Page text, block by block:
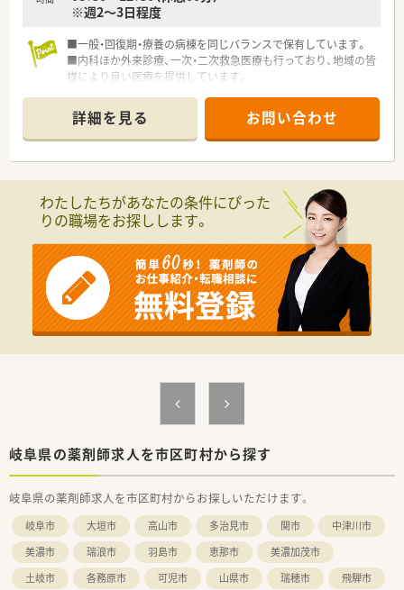
※週2～3日程度
■一般・回復期・療養の病棟を同じバランスで保有しています。
■内科ほか外来診療、一次・二次救急医療も行っており、地域の皆
様により良い医療を提供しています。
詳細を見る お問い合わせ
わたしたちがあなたの条件にぴった
りの職場をお探しします。
岐阜県の薬剤師求人を市区町村から探す
岐阜県の薬剤師求人を市区町村からお探しいただけます。
岐阜市 大垣市 高山市 多治見市 関市
中津川市
美濃市
瑞浪市 羽島市 恵那市
美濃加茂市
土岐市
各務原市 可児市 山県市 瑞穂市
飛騨市